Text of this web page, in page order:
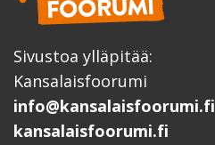
Sivustoa ylläpitää:
Kansalaisfoorumi
info@kansalaisfoorumi.fi
kansalaisfoorumi.fi